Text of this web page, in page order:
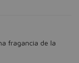
fragancia de la